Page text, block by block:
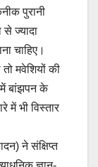
पुरानी
ज्यादा
चाहिए।
मवेशियों की
में बांझपन के
में भी विस्तार
ने संक्षिप्त